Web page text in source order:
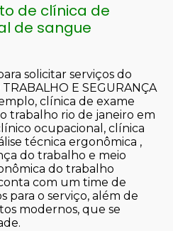
de clínica de
de sangue
solicitar serviços do
E SEGURANÇA
clínica de exame
trabalho rio de janeiro em
ocupacional, clínica
técnica ergonômica ,
do trabalho e meio
do trabalho
com um time de
para o serviço, além de
modernos, que se